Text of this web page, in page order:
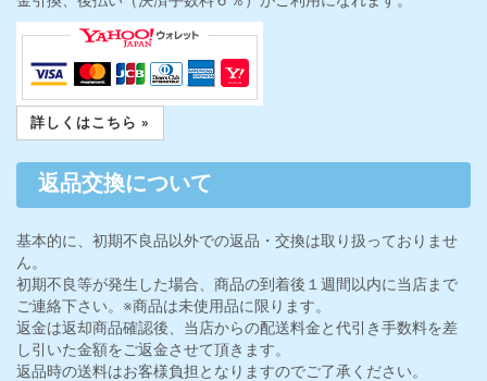
詳しくはこちら »
返品交換について
基本的に、初期不良品以外での返品・交換は取り扱っておりませ
ん。
初期不良等が発生した場合、商品の到着後１週間以内に当店まで
ご連絡下さい。※商品は未使用品に限ります。
返金は返却商品確認後、当店からの配送料金と代引き手数料を差
し引いた金額をご返金させて頂きます。
返品時の送料はお客様負担となりますのでご了承ください。